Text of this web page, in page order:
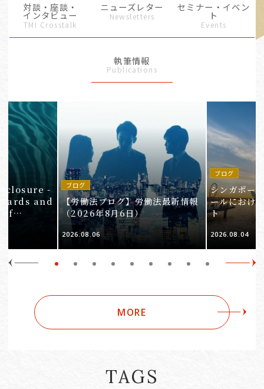
対談・座談・
インタビュー
TMI Crosstalk
ニューズレター
Newsletters
セミナー・イベン
ト
Events
執筆情報
Publications
-
and
of
ブログ
【労働法ブログ】労働法最新情報
（2026年8月6日）
2026.08.06
ブログ
シンガポー
ールにおけ
ト
2026.08.04
MORE
TAGS